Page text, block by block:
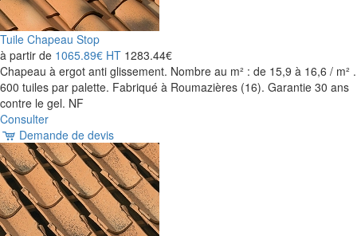
Tuile Chapeau Stop
à partir de 1065.89€ HT 1283.44€
Chapeau à ergot anti glissement. Nombre au m² : de 15,9 à 16,6 / m² .
600 tuiles par palette. Fabriqué à Roumazières (16). Garantie 30 ans
contre le gel. NF
Consulter
Demande de devis